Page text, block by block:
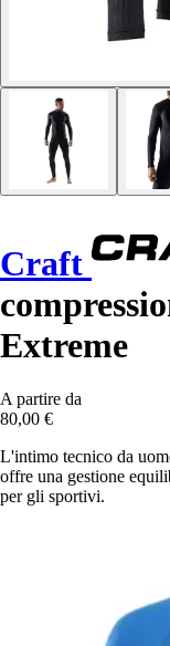
Craft
Extreme
A partire da
80,00 €
L'intimo tecnico da
offre una gestione
per gli sportivi.